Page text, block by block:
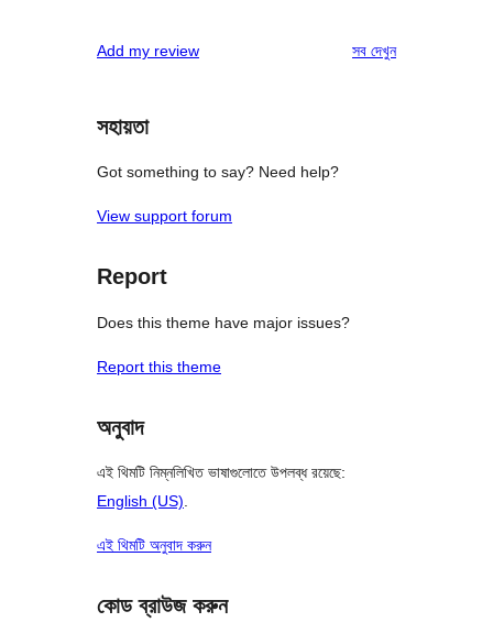
Add my review সবরিভিউ
দেখুন
সহায়তা
Got something to say? Need help?
View support forum
Report
Does this theme have major issues?
Report this theme
অনুবাদ
এই থিমটি নিম্নলিখিত ভাষাগুলোতে উপলব্ধ রয়েছে:
English (US).
এই থিমটি অনুবাদ করুন
কোড ব্রাউজ করুন